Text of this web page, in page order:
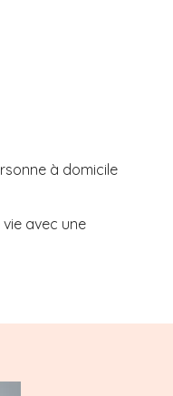
à domicile
avec une